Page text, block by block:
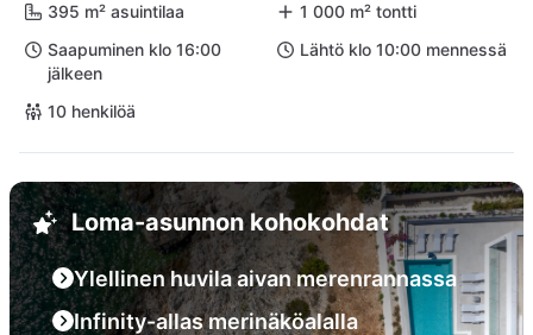
395 m² asuintilaa
1 000 m² tontti
Saapuminen klo 16:00
jälkeen
Lähtö klo 10:00 mennessä
10 henkilöä
Loma-asunnon kohokohdat
Ylellinen huvila aivan merenrannassa
Infinity-allas merinäköalalla